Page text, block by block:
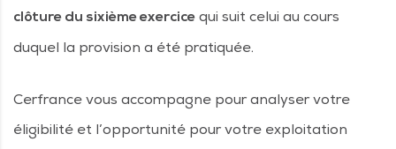
clôture du sixième exercice qui suit celui au cours
duquel la provision a été pratiquée.
Cerfrance vous accompagne pour analyser votre
éligibilité et l’opportunité pour votre exploitation